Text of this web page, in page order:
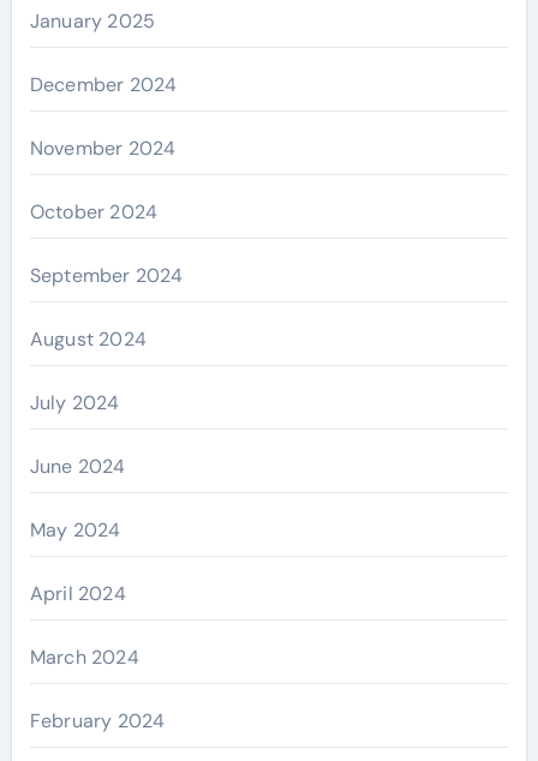
January 2025
December 2024
November 2024
October 2024
September 2024
August 2024
July 2024
June 2024
May 2024
April 2024
March 2024
February 2024